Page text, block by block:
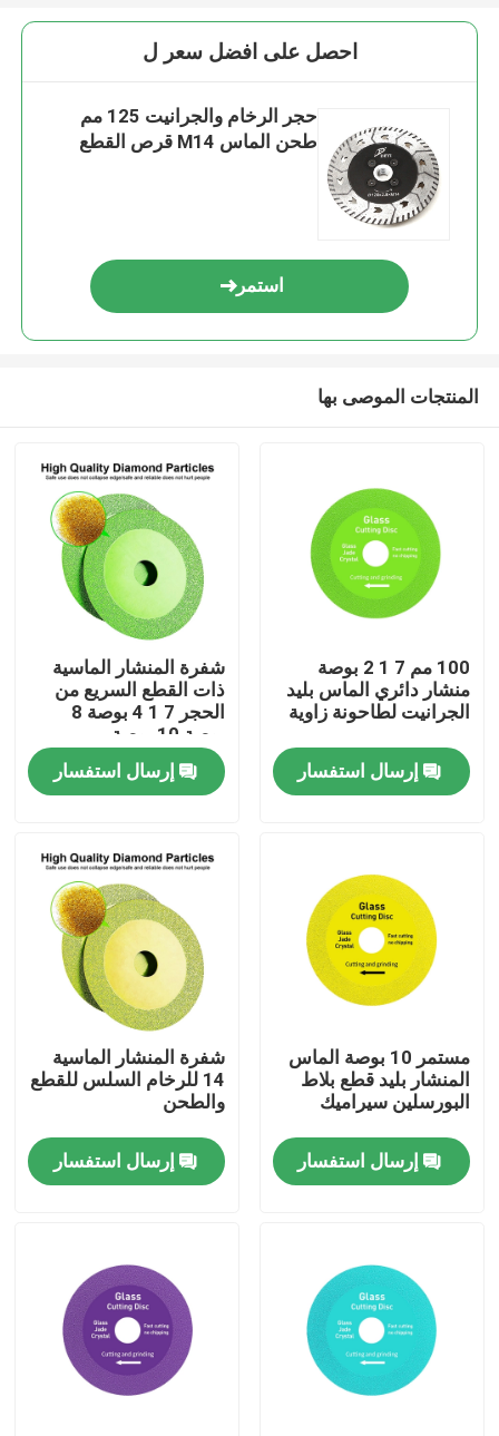
مسكن
معلومات عنا
جولة في المعمل
مراقبة الجودة
اتصل بنا
حالات
أدوات الماس المنشار
احصل على افضل سعر ل
حجر الرخام والجرانيت 125 مم
طحن الماس M14 قرص القطع
استمر
المنتجات الموصى بها
100 مم 7 1 2 بوصة
منشار دائري الماس بليد
الجرانيت لطاحونة زاوية
إرسال استفسار
شفرة المنشار الماسية
ذات القطع السريع من
الحجر 7 1 4 بوصة 8
بوصة 10 بوصة
إرسال استفسار
مستمر 10 بوصة الماس
المنشار بليد قطع بلاط
البورسلين سيراميك
إرسال استفسار
شفرة المنشار الماسية
14 للرخام السلس للقطع
والطحن
إرسال استفسار